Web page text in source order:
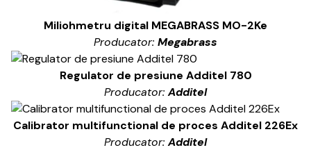
Miliohmetru digital MEGABRASS MO-2Ke
Producator: Megabrass
Regulator de presiune Additel 780
Producator:Additel
Calibrator multifunctional de proces Additel 226Ex
Producator:Additel